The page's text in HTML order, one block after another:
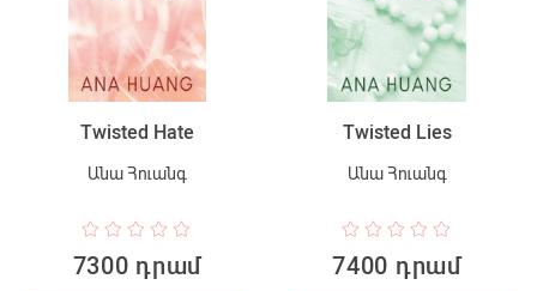
Twisted Hate
Անա Հուանգ
7300 դրամ
Twisted Lies
Անա Հուանգ
7400 դրամ